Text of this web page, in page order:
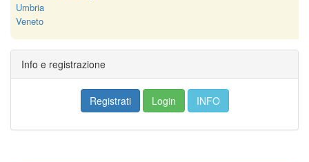
Umbria
Veneto
Info e registrazione
Registrati Login INFO